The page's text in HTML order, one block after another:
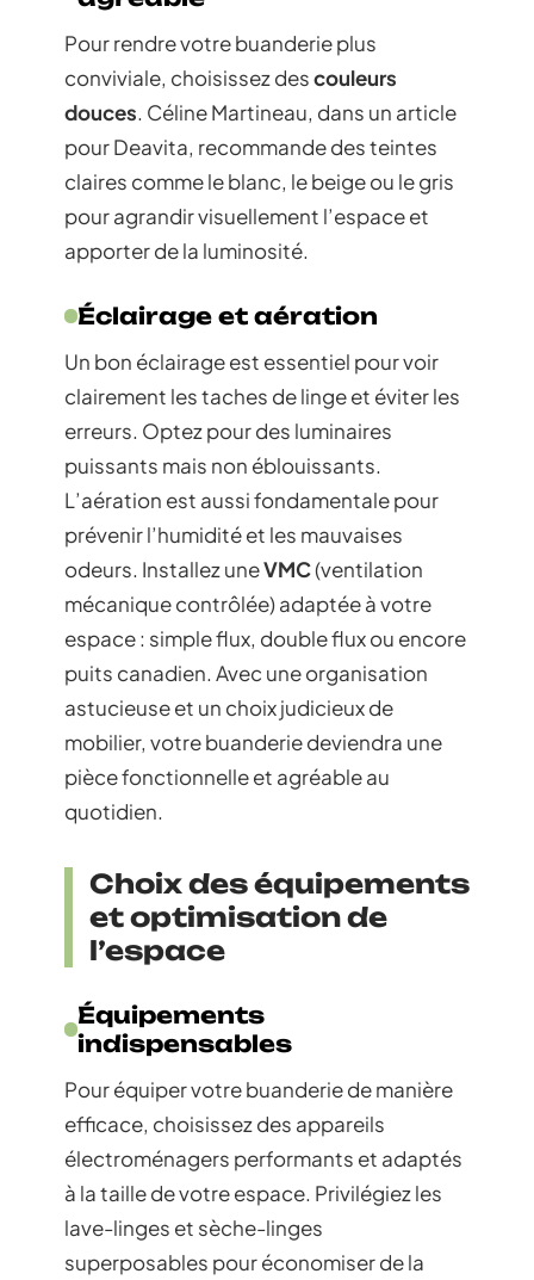
Pour rendre votre buanderie plus
conviviale, choisissez descouleurs
douces. Céline Martineau, dans un article
pour Deavita, recommande des teintes
claires comme le blanc, le beige ou le gris
pour agrandir visuellement l’espace et
apporter de la luminosité.
Éclairage et aération
Un bon éclairage est essentiel pour voir
clairement les taches de linge et éviter les
erreurs. Optez pour des luminaires
puissants mais non éblouissants.
L’aération est aussi fondamentale pour
prévenir l’humidité et les mauvaises
odeurs. Installez uneVMC(ventilation
mécanique contrôlée) adaptée à votre
espace : simple flux, double flux ou encore
puits canadien. Avec une organisation
astucieuse et un choix judicieux de
mobilier, votre buanderie deviendra une
pièce fonctionnelle et agréable au
quotidien.
Choix des équipements
et optimisation de
l’espace
Équipements
indispensables
Pour équiper votre buanderie de manière
efficace, choisissez des appareils
électroménagers performants et adaptés
à la taille de votre espace. Privilégiez les
lave-linges et sèche-linges
superposables pour économiser de la